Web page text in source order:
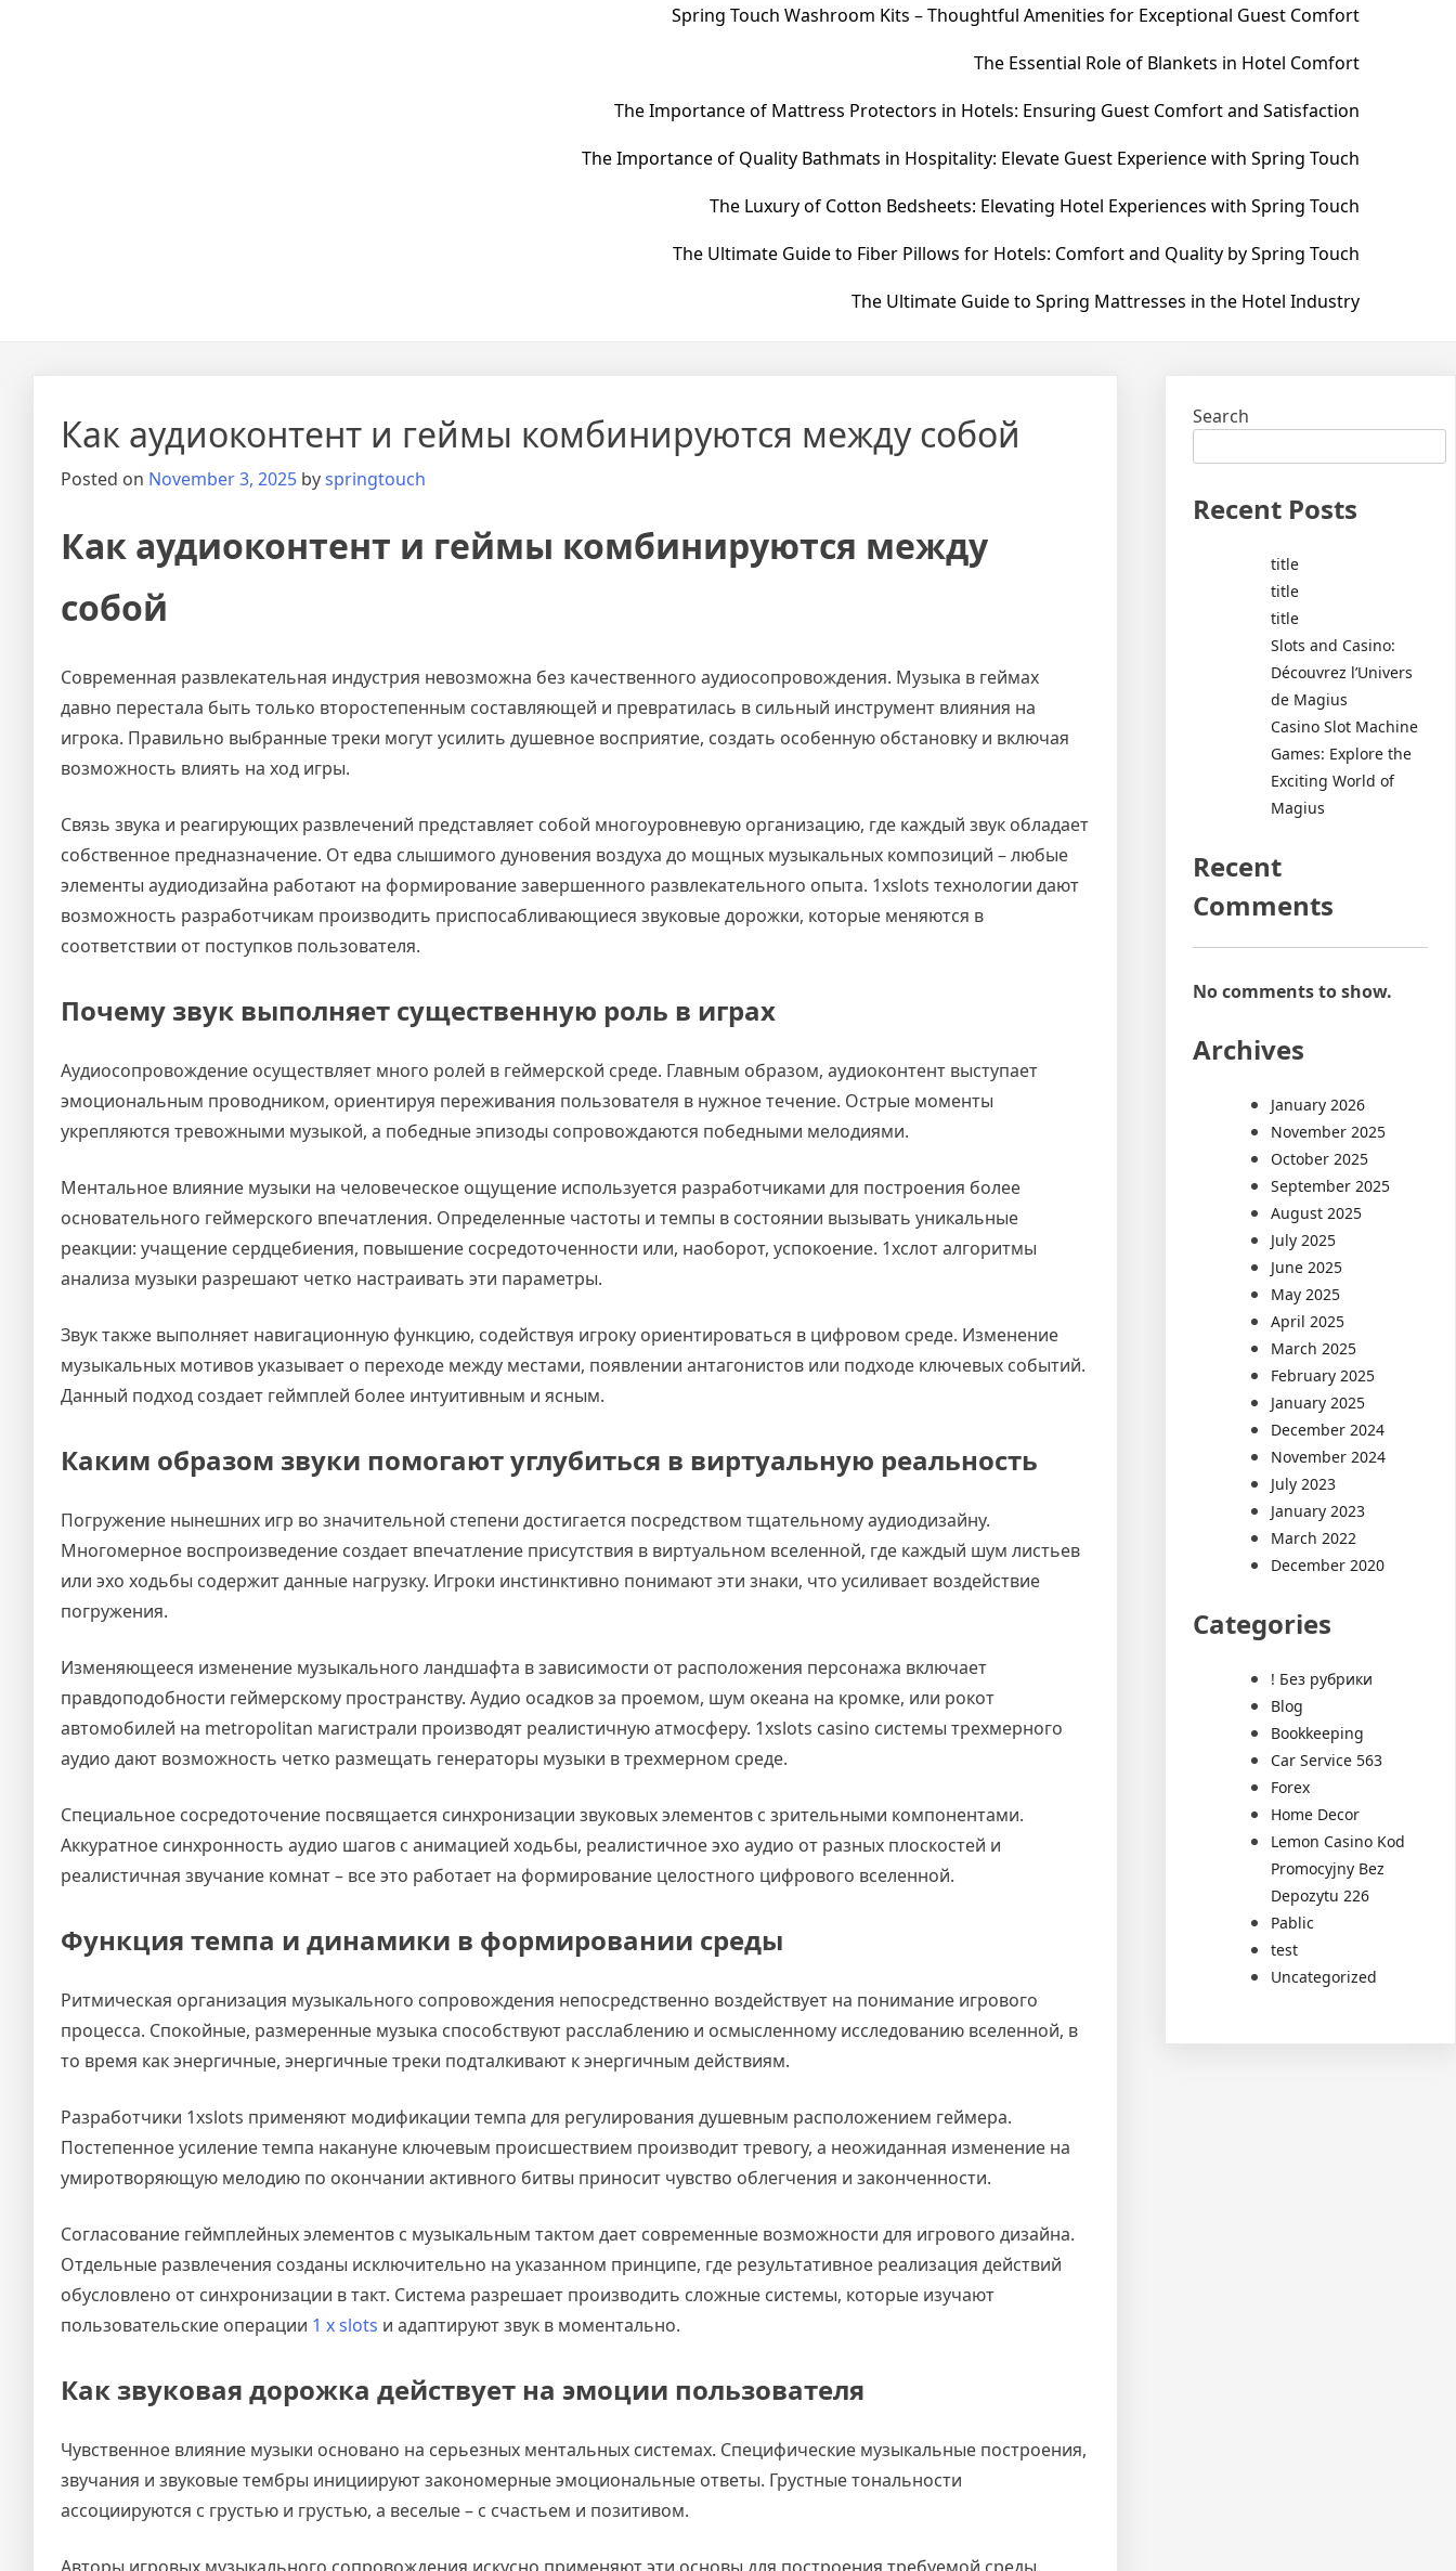
Spring Touch Washroom Kits – Thoughtful Amenities for Exceptional Guest Comfort
The Essential Role of Blankets in Hotel Comfort
The Importance of Mattress Protectors in Hotels: Ensuring Guest Comfort and Satisfaction
The Importance of Quality Bathmats in Hospitality: Elevate Guest Experience with Spring Touch
The Luxury of Cotton Bedsheets: Elevating Hotel Experiences with Spring Touch
The Ultimate Guide to Fiber Pillows for Hotels: Comfort and Quality by Spring Touch
The Ultimate Guide to Spring Mattresses in the Hotel Industry
Как аудиоконтент и геймы комбинируются между собой
Posted on November 3, 2025 byspringtouch
Как аудиоконтент и геймы комбинируются между
собой
Современная развлекательная индустрия невозможна без качественного аудиосопровождения. Музыка в геймах
давно перестала быть только второстепенным составляющей и превратилась в сильный инструмент влияния на
игрока. Правильно выбранные треки могут усилить душевное восприятие, создать особенную обстановку и включая
возможность влиять на ход игры.
Связь звука и реагирующих развлечений представляет собой многоуровневую организацию, где каждый звук обладает
собственное предназначение. От едва слышимого дуновения воздуха до мощных музыкальных композиций – любые
элементы аудиодизайна работают на формирование завершенного развлекательного опыта. 1xslots технологии дают
возможность разработчикам производить приспосабливающиеся звуковые дорожки, которые меняются в
соответствии от поступков пользователя.
Почему звук выполняет существенную роль в играх
Аудиосопровождение осуществляет много ролей в геймерской среде. Главным образом, аудиоконтент выступает
эмоциональным проводником, ориентируя переживания пользователя в нужное течение. Острые моменты
укрепляются тревожными музыкой, а победные эпизоды сопровождаются победными мелодиями.
Ментальное влияние музыки на человеческое ощущение используется разработчиками для построения более
основательного геймерского впечатления. Определенные частоты и темпы в состоянии вызывать уникальные
реакции: учащение сердцебиения, повышение сосредоточенности или, наоборот, успокоение. 1хслот алгоритмы
анализа музыки разрешают четко настраивать эти параметры.
Звук также выполняет навигационную функцию, содействуя игроку ориентироваться в цифровом среде. Изменение
музыкальных мотивов указывает о переходе между местами, появлении антагонистов или подходе ключевых событий.
Данный подход создает геймплей более интуитивным и ясным.
Каким образом звуки помогают углубиться в виртуальную реальность
Погружение нынешних игр во значительной степени достигается посредством тщательному аудиодизайну.
Многомерное воспроизведение создает впечатление присутствия в виртуальном вселенной, где каждый шум листьев
или эхо ходьбы содержит данные нагрузку. Игроки инстинктивно понимают эти знаки, что усиливает воздействие
погружения.
Изменяющееся изменение музыкального ландшафта в зависимости от расположения персонажа включает
правдоподобности геймерскому пространству. Аудио осадков за проемом, шум океана на кромке, или рокот
автомобилей на metropolitan магистрали производят реалистичную атмосферу. 1xslots casino системы трехмерного
аудио дают возможность четко размещать генераторы музыки в трехмерном среде.
Специальное сосредоточение посвящается синхронизации звуковых элементов с зрительными компонентами.
Аккуратное синхронность аудио шагов с анимацией ходьбы, реалистичное эхо аудио от разных плоскостей и
реалистичная звучание комнат – все это работает на формирование целостного цифрового вселенной.
Функция темпа и динамики в формировании среды
Ритмическая организация музыкального сопровождения непосредственно воздействует на понимание игрового
процесса. Спокойные, размеренные музыка способствуют расслаблению и осмысленному исследованию вселенной, в
то время как энергичные, энергичные треки подталкивают к энергичным действиям.
Разработчики 1xslots применяют модификации темпа для регулирования душевным расположением геймера.
Постепенное усиление темпа накануне ключевым происшествием производит тревогу, а неожиданная изменение на
умиротворяющую мелодию по окончании активного битвы приносит чувство облегчения и законченности.
Согласование геймплейных элементов с музыкальным тактом дает современные возможности для игрового дизайна.
Отдельные развлечения созданы исключительно на указанном принципе, где результативное реализация действий
обусловлено от синхронизации в такт. Система разрешает производить сложные системы, которые изучают
пользовательские операции 1 x slots и адаптируют звук в моментально.
Как звуковая дорожка действует на эмоции пользователя
Чувственное влияние музыки основано на серьезных ментальных системах. Специфические музыкальные построения,
звучания и звуковые тембры инициируют закономерные эмоциональные ответы. Грустные тональности
ассоциируются с грустью и грустью, а веселые – с счастьем и позитивом.
Авторы игровых музыкального сопровождения искусно применяют эти основы для построения требуемой среды.
Search
Recent Posts
title
title
title
Slots and Casino:
Découvrez l’Univers
de Magius
Casino Slot Machine
Games: Explore the
Exciting World of
Magius
Recent
Comments
No comments to show.
Archives
January 2026
November 2025
October 2025
September 2025
August 2025
July 2025
June 2025
May 2025
April 2025
March 2025
February 2025
January 2025
December 2024
November 2024
July 2023
January 2023
March 2022
December 2020
Categories
! Без рубрики
Blog
Bookkeeping
Car Service 563
Forex
Home Decor
Lemon Casino Kod
Promocyjny Bez
Depozytu 226
Pablic
test
Uncategorized